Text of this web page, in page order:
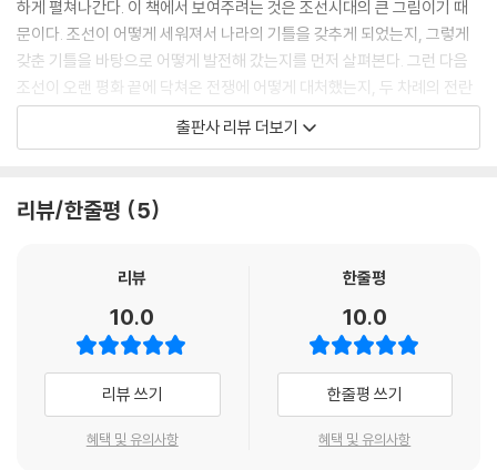
도판 출처 … 410
해야 한다. 조선은 왕조 국가이고 국왕이 모든 권력을 쥐고 있었는데 세종
은 스스로 그 권력을 제한하는 방법을 만들고 모든 사람들이 잘 살 수 있는
방향을 모색했던 것이다. 그 모색의 절정이 훈민정음 창제였다.
---「제2장 평화의 시대」중에서
역사로부터 무엇인가를 배운다고 한다면 왜 이렇게 실패했는지를 살피고
다. 막연하게 조선은 당쟁이나 하다가 나라를 말아먹었다고 생각하고 말한
정조는 개혁 군주일까, 아닐까? 정조는 조선을 철저히 개혁하고자 했으나
비운에 쓰러진 군주라는 이미지가 매우 강하다. 하지만 정조는 25년을 왕
좌에 있었다. 그 긴 기간 동안 개혁을 이루지 못했다면 얼마나 더 시간이 필
요했을 것인가? 더구나 정조는 정정당당하게 정치를 했다기보다는 뒤에
서 조종하는 공작 정치를 통해 목적을 달성하려 했다. 우리가 생각하는 정
조의 이미지는 과연 실상과 일치할까?
하게 펼쳐나간다. 이 책에서 보여주려는 것은 조선시대의 큰 그림이기 때
문이다. 조선이 어떻게 세워져서 나라의 기틀을 갖추게 되었는지, 그렇게
갖춘 기틀을 바탕으로 어떻게 발전해 갔는지를 먼저 살펴본다. 그런 다음
조선이 오랜 평화 끝에 닥쳐온 전쟁에 어떻게 대처했는지, 두 차례의 전란
으로 황폐해진 후에 어떻게 성리학적 질서를 더 확고히 했는지, 시대의 변
화에 대처할 기회를 어떻게 잃었는지 이야기한다. 이 이야기를 따라가다
개관하는 페이지를 넣었다. 당시 세계사의 판도도 함께 볼 수 있도록, 각 시
정치사만으로 다루지 못한 조선사 속 다채로운 이야기들은 칼럼과 각 꼭지
조선은 수차례의 전란으로 외국 군대에게 국토를 짓밟혔고, 결국은 외세에
의해 멸망했다. 그 때문에 조선에는 온갖 부정적인 인식들이 덧씌워졌다.
하지만 조선은 당쟁이나 하다 나라를 말아먹었다고만 생각한다면 우리는
역사에서 아무것도 배울 수 없다. 그렇기에 이 책에서는 조선의 빛과 그림
출판사 리뷰 더보기
리뷰/한줄평 5
리뷰
10.0
리뷰 쓰기
혜택 및 유의사항
한줄평
10.0
한줄평 쓰기
혜택 및 유의사항